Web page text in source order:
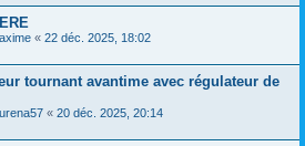
« 22 déc. 2025, 18:02
tournant avantime avec régulateur de
« 20 déc. 2025, 20:14